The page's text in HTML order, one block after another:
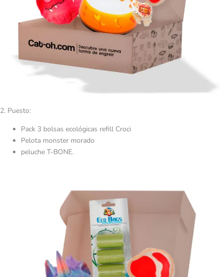
2. Puesto:
Pack 3 bolsas ecológicas refill Croci
Pelota monster morado
peluche T-BONE.